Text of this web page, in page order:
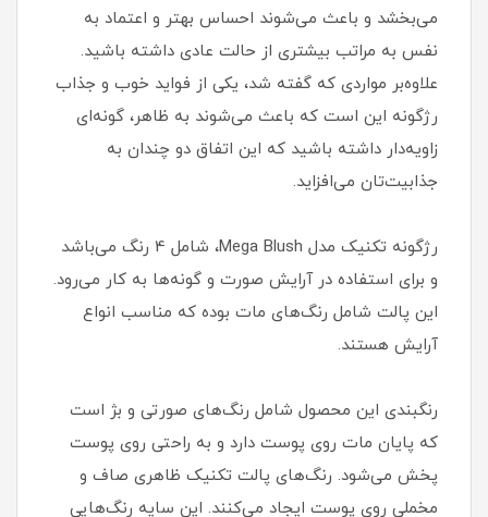
می‌بخشد و باعث می‌شوند احساس بهتر و اعتماد به
نفس به مراتب بیشتری از حالت عادی داشته باشید.
علاوه‌بر مواردی که گفته شد، یکی از فواید خوب و جذاب
رژگونه این است که باعث می‌شوند به ظاهر، گونه‌ای
زاویه‌دار داشته باشید که این اتفاق دو چندان به
جذابیت‌تان می‌افزاید.
رژگونه تکنیک مدل Mega Blush، شامل 4 رنگ می‌باشد
و برای استفاده در آرایش صورت و گونه‌ها به کار می‌رود.
این پالت شامل رنگ‌های مات بوده که مناسب انواع
آرایش هستند.
رنگبندی این محصول شامل رنگ‌های صورتی و بژ است
که پایان مات روی پوست دارد و به راحتی روی پوست
پخش می‌شود. رنگ‌های پالت تکنیک ظاهری صاف و
مخملی روی پوست ایجاد می‌کنند. این سایه رنگ‌هایی